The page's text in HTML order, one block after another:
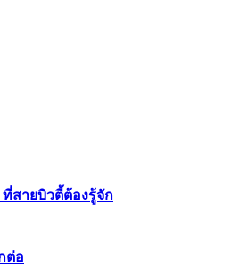
ที่สายบิวตี้ต้องรู้จัก
ต่อ